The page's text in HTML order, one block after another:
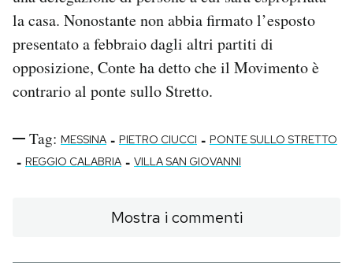
la casa. Nonostante non abbia firmato l’esposto
presentato a febbraio dagli altri partiti di
opposizione, Conte ha detto che il Movimento è
contrario al ponte sullo Stretto.
Tag: MESSINA - PIETRO CIUCCI - PONTE SULLO STRETTO
- REGGIO CALABRIA - VILLA SAN GIOVANNI
Mostra i commenti